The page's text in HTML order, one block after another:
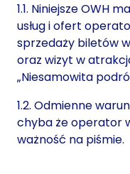
1.1. Niniejsze OWH
usług i ofert
sprzedaży biletów
oraz wizyt w
„Niesamowita
1.2. Odmienne
chyba że operator
ważność na piśmie.